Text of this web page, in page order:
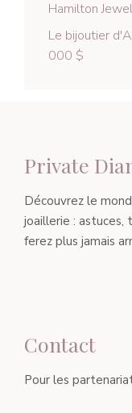
Hamilton
Le bijoutier
000 $
Private
Découvrez le
joaillerie : astuces,
ferez plus jamais
Contact
Pour les